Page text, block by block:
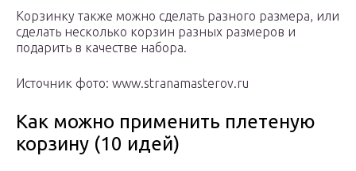
Корзинку также можно сделать разного размера, или
сделать несколько корзин разных размеров и
подарить в качестве набора.
Источник фото: www.stranamasterov.ru
Как можно применить плетеную
корзину (10 идей)